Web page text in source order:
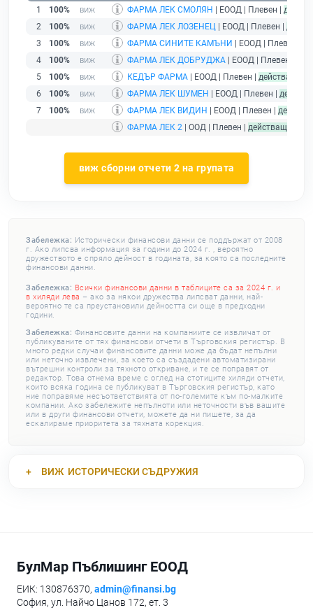
1
100% ФАРМА ЛЕК СМОЛЯН | ЕООД | Плевен |
2
100% ФАРМА ЛЕК ЛОЗЕНЕЦ | ЕООД | Плевен |
3
100% ФАРМА СИНИТЕ КАМЪНИ | ЕООД | Плевен |
4
100% ФАРМА ЛЕК ДОБРУДЖА | ЕООД | Плевен |
5
100% КЕДЪР ФАРМА | ЕООД | Плевен | действащ
6
100% ФАРМА ЛЕК ШУМЕН | ЕООД | Плевен |
7
100% ФАРМА ЛЕК ВИДИН | ЕООД | Плевен |
ФАРМА ЛЕК 2 | ООД | Плевен | действащ
виж сборни отчети 2 на групата
Забележка: Исторически финансови данни се поддържат от 2008
г. Ако липсва информация за години до 2024 г. , вероятно
дружеството е спряло дейност в годината, за която са последните
финансови данни.
Забележка: Всички финансови данни в таблиците са за 2024 г. и
в хиляди лева – ако за някои дружества липсват данни, най-
вероятно те са преустановили дейността си още в предходни
години.
Забележка: Финансовите данни на компаниите се извличат от
публикуваните от тях финансови отчети в Търговския регистър. В
много редки случаи финансовите данни може да бъдат непълни
или неточно извлечени, за което са създадени автоматизирани
вътрешни контроли за тяхното откриване, и те се поправят от
редактор. Това отнема време с оглед на стотиците хиляди отчети,
които всяка година се публикуват в Търговския регистър, като
ние поправяме несъответствията от по-големите към по-малките
компании. Ако забележите непълноти или неточности във вашите
или в други финансови отчети, можете да ни пишете, за да
ескалираме приоритета за тяхната корекция.
ВИЖ ИСТОРИЧЕСКИ СЪДРУЖИЯ
БулМар Пъблишинг ЕООД
ЕИК: 130876370, admin@finansi.bg
София, ул. Найчо Цанов 172, ет. 3